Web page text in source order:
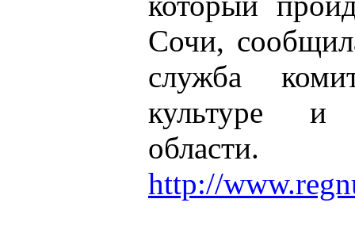
Сочи,
служба
культуре и
области.
http://